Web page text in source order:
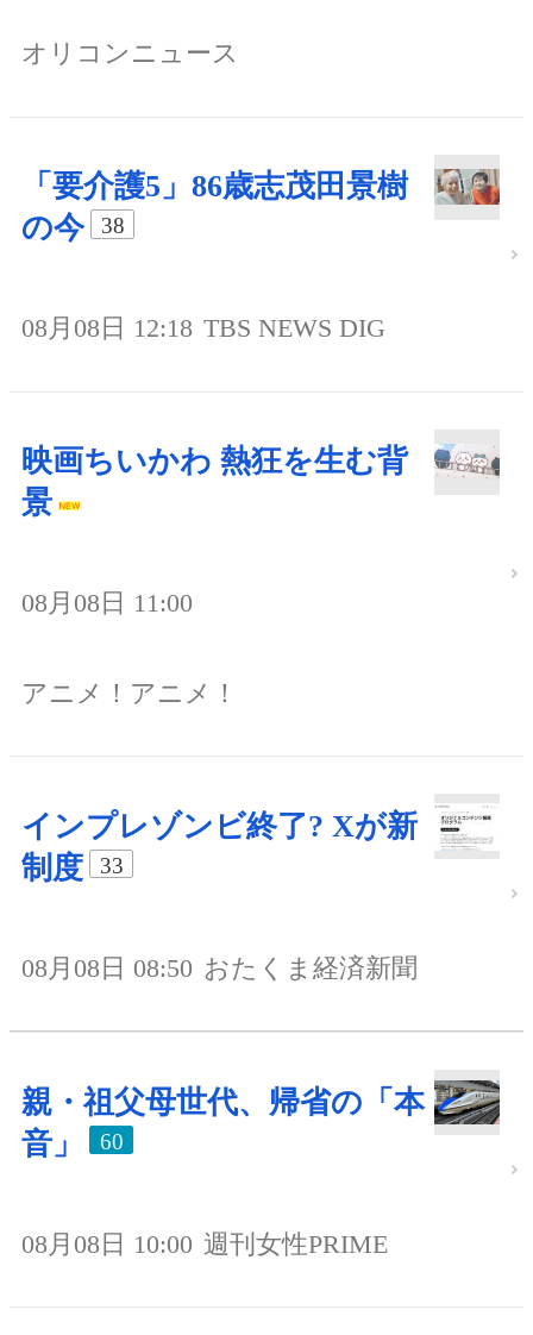
オリコンニュース
「要介護5」86歳志茂田景樹
の今
38
08月08日 12:18 TBS NEWS DIG
映画ちいかわ 熱狂を生む背
景
08月08日 11:00
アニメ！アニメ！
インプレゾンビ終了? Xが新
制度
33
08月08日 08:50 おたくま経済新聞
親・祖父母世代、帰省の「本
音」
60
08月08日 10:00 週刊女性PRIME